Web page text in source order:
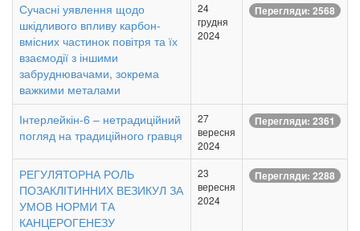
Сучасні уявлення щодо
шкідливого впливу карбон-
вмісних частинок повітря та їх
взаємодії з іншими
забруднювачами, зокрема
важкими металами
24
грудня
2024
Перегляди: 2568
Інтерлейкін-6 – нетрадиційний
погляд на традиційного гравця
27
вересня
2024
Перегляди: 2361
РЕГУЛЯТОРНА РОЛЬ
ПОЗАКЛІТИННИХ ВЕЗИКУЛ ЗА
УМОВ НОРМИ ТА
КАНЦЕРОГЕНЕЗУ
23
вересня
2024
Перегляди: 2288